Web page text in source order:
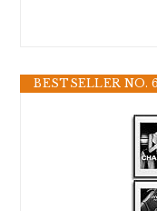
BESTSELLER NO. 6